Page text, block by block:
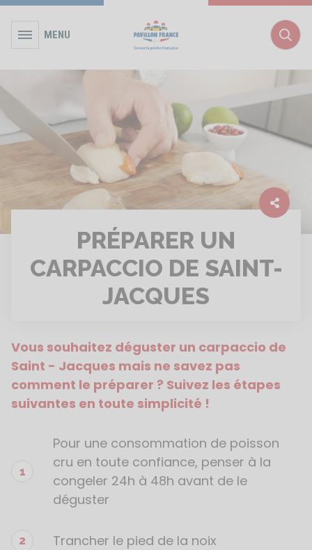
MENU
PRÉPARER UN
CARPACCIO DE SAINT-
JACQUES
Vous souhaitez déguster un carpaccio de
Saint - Jacques mais ne savez pas
comment le préparer ? Suivez les étapes
suivantes en toute simplicité !
Pour une consommation de poisson
cru en toute confiance, penser à la
congeler 24h à 48h avant de le
déguster
Trancher le pied de la noix